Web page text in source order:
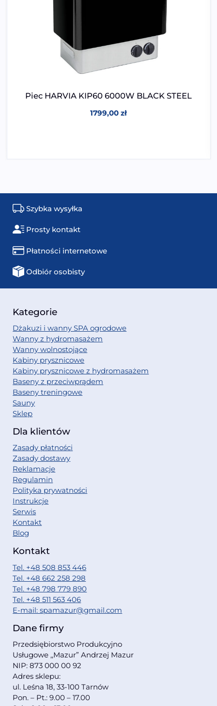
Piec HARVIA KIP60 6000W BLACK STEEL
1799,00zł
Szybka wysyłka
Prosty kontakt
Płatności internetowe
Odbiór osobisty
Kategorie
Dżakuzi i wanny SPA ogrodowe
Wanny z hydromasażem
Wanny wolnostojące
Kabiny prysznicowe
Kabiny prysznicowe z hydromasażem
Baseny z przeciwprądem
Baseny treningowe
Sauny
Sklep
Dla klientów
Zasady płatności
Zasady dostawy
Reklamacje
Regulamin
Polityka prywatności
Instrukcje
Serwis
Kontakt
Blog
Kontakt
Tel. +48 508 853 446
Tel. +48 662 258 298
Tel. +48 798 779 890
Tel. +48 511 563 406
E-mail: spamazur@gmail.com
Dane firmy
Przedsiębiorstwo Produkcyjno
Usługowe ,,Mazur” Andrzej Mazur
NIP: 873 000 00 92
Adres sklepu:
ul. Leśna 18, 33-100 Tarnów
Pon. – Pt.: 9.00 – 17.00